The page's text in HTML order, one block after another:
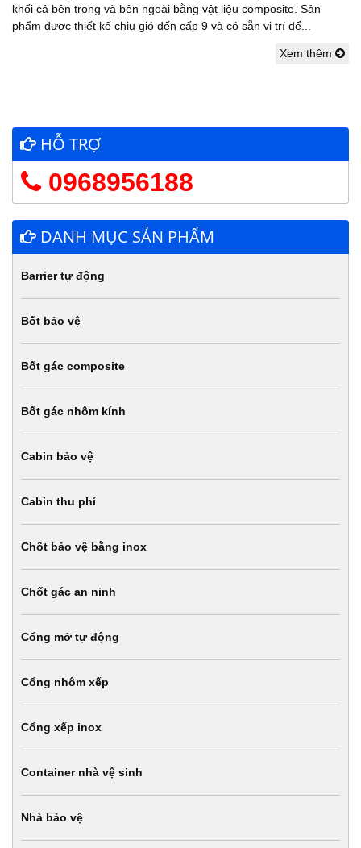
khối cả bên trong và bên ngoài bằng vật liệu composite. Sản
phẩm được thiết kế chịu gió đến cấp 9 và có sẵn vị trí để...
Xem thêm
HỖ TRỢ
0968956188
DANH MỤC SẢN PHẨM
Barrier tự động
Bốt bảo vệ
Bốt gác composite
Bốt gác nhôm kính
Cabin bảo vệ
Cabin thu phí
Chốt bảo vệ bằng inox
Chốt gác an ninh
Cổng mở tự động
Cổng nhôm xếp
Cổng xếp inox
Container nhà vệ sinh
Nhà bảo vệ